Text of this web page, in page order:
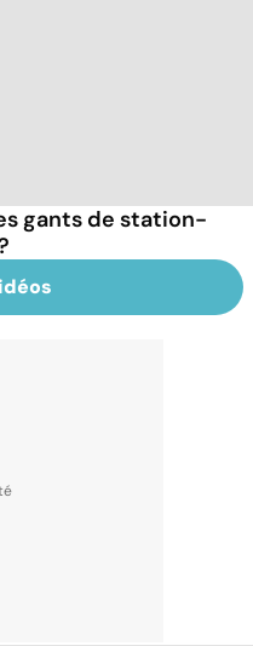
gants de station-